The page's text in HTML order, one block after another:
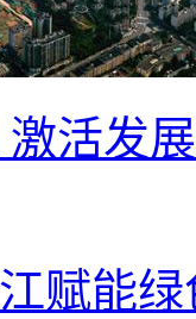
活发
赋能